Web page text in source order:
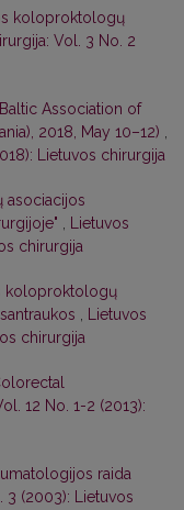
koloproktologų
Vol. 3 No. 2
Association of
2018, May 10–12)
Lietuvos chirurgija
asociacijos
Lietuvos
chirurgija
koloproktologų
Lietuvos
chirurgija
12 No. 1-2 (2013):
raida
3 (2003): Lietuvos